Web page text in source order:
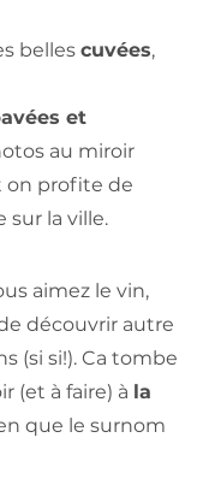
belles cuvées,
et
au miroir
on profite de
sur la ville.
aimez le vin,
découvrir autre
(si si!). Ca tombe
(et à faire) à la
que le surnom